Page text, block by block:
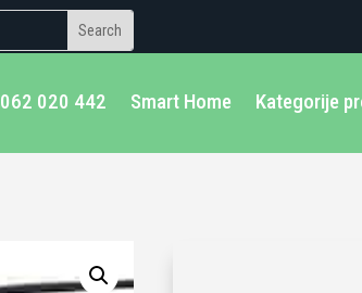
062 020 442 Smart Home Kategorije